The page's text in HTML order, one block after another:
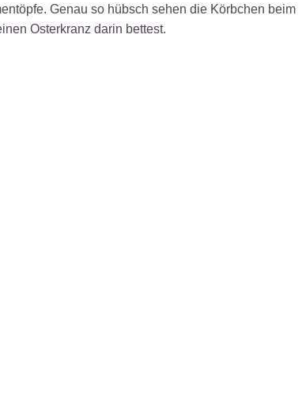
Genau so hübsch sehen die Körbchen beim
Osterkranz darin bettest.